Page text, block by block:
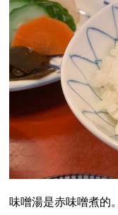
味噌湯是赤味噌煮的。